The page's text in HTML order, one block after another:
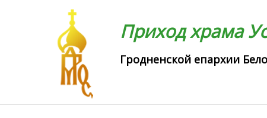
Приход храма
Гродненской епархии